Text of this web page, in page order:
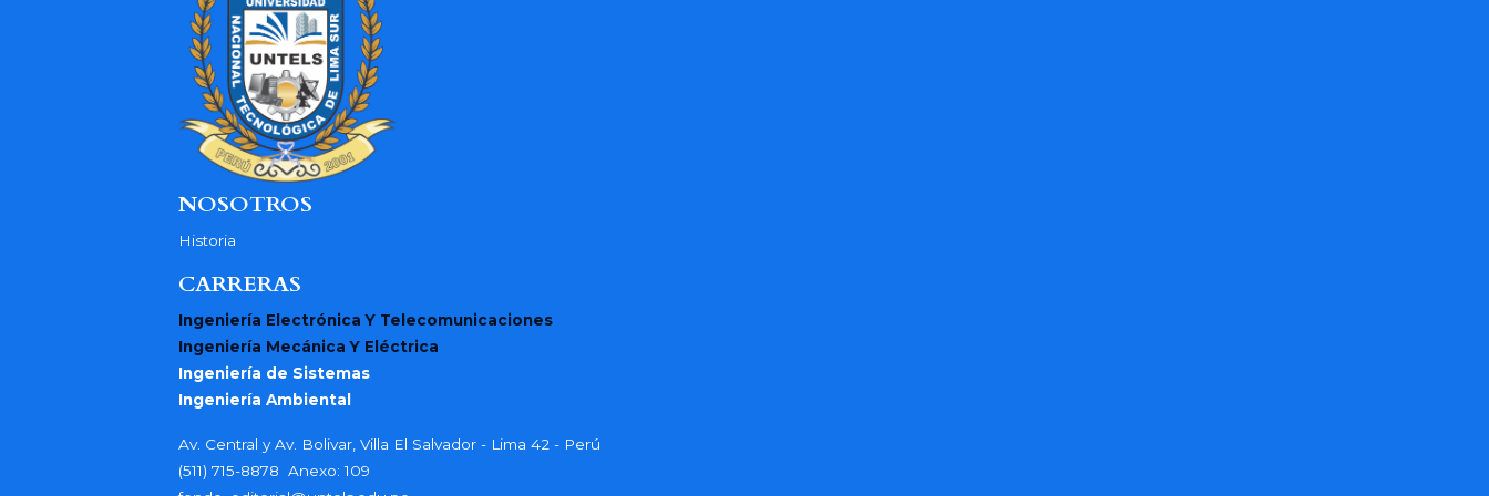
NOSOTROS
Historia
CARRERAS
Ingeniería Electrónica Y Telecomunicaciones
Ingeniería Mecánica Y Eléctrica
Ingeniería de Sistemas
Ingeniería Ambiental
Av. Central y Av. Bolivar, Villa El Salvador - Lima 42 - Perú
(511) 715-8878 Anexo: 109